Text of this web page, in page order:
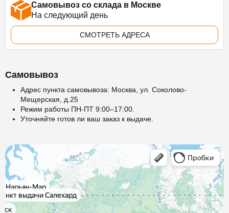
Самовывоз со склада в Москве
На следующий день
СМОТРЕТЬ АДРЕСА
Самовывоз
Адрес пункта самовывоза: Москва, ул. Соколово-
Мещерская, д.25
Режим работы ПН-ПТ 9:00–17:00.
Уточняйте готов ли ваш заказ к выдаче.